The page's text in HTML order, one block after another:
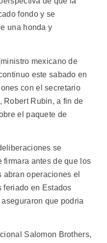
fondo y se
una honda y
mexicano de
este sabado en
con el secretario
Robert Rubin, a fin de
el paquete de
se
firmara antes de que los
operaciones el
feriado en Estados
que podria
Salomon Brothers,